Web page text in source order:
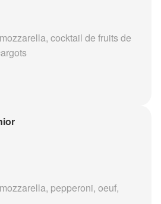
cocktail de fruits de
pepperoni, oeuf,